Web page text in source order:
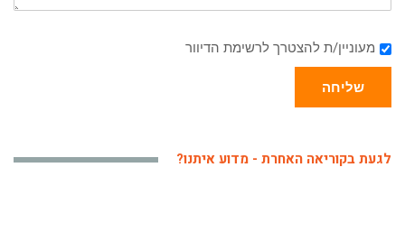
מעוניין/ת להצטרך לרשימת הדיוור
שליחה
לגעת בקוריאה האחרת - מדוע איתנו?